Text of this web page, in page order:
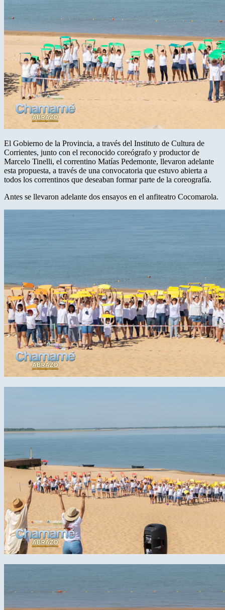
El Gobierno de la Provincia, a través del Instituto de Cultura de
Corrientes, junto con el reconocido coreógrafo y productor de
Marcelo Tinelli, el correntino Matías Pedemonte, llevaron adelante
esta propuesta, a través de una convocatoria que estuvo abierta a
todos los correntinos que deseaban formar parte de la coreografía.
Antes se llevaron adelante dos ensayos en el anfiteatro Cocomarola.